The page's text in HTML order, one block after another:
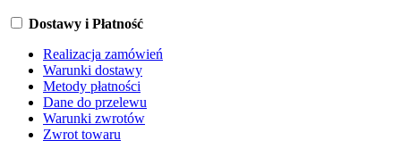
Dostawy i Płatność
Realizacja zamówień
Warunki dostawy
Metody płatności
Dane do przelewu
Warunki zwrotów
Zwrot towaru